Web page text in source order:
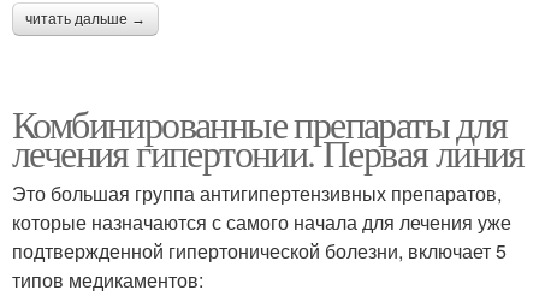
читать дальше →
Комбинированные препараты для
лечения гипертонии. Первая линия
Это большая группа антигипертензивных препаратов,
которые назначаются с самого начала для лечения уже
подтвержденной гипертонической болезни, включает 5
типов медикаментов: